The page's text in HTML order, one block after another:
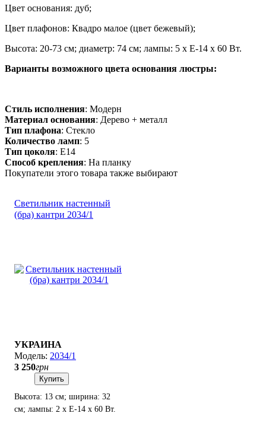
Цвет основания: дуб;
Цвет плафонов: Квадро малое (цвет бежевый);
Высота: 20-73 см; диаметр: 74 см; лампы: 5 х Е-14 х 60 Вт.
Варианты возможного цвета основания люстры:
Стиль исполнения: Модерн
Материал основания: Дерево + металл
Тип плафона: Стекло
Количество ламп: 5
Тип цоколя: E14
Способ крепления: На планку
Покупатели этого товара также выбирают
Светильник настенный
(бра) кантри 2034/1
УКРАИНА
2034/1
3 250грн
Купить
Высота: 13 см; ширина: 32
см; лампы: 2 х Е-14 х 60 Вт.